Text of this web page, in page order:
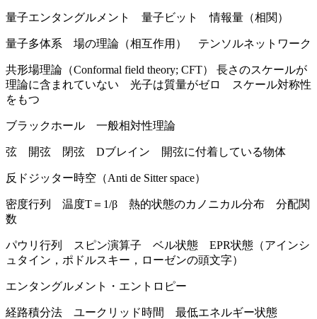
量子エンタングルメント 量子ビット 情報量（相関）
量子多体系 場の理論（相互作用） テンソルネットワーク
共形場理論（Conformal field theory; CFT） 長さのスケールが
理論に含まれていない 光子は質量がゼロ スケール対称性
をもつ
ブラックホール 一般相対性理論
弦 開弦 閉弦 Dブレイン 開弦に付着している物体
反ドジッター時空（Anti de Sitter space）
密度行列 温度T＝1/β 熱的状態のカノニカル分布 分配関
数
パウリ行列 スピン演算子 ベル状態 EPR状態（アインシ
ュタイン，ポドルスキー，ローゼンの頭文字）
エンタングルメント・エントロピー
経路積分法 ユークリッド時間 最低エネルギー状態